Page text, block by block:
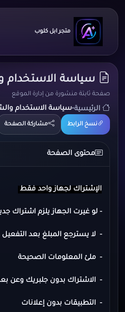
متجر ابل كلوب
سياسة الاستخدام
صفحة ثابتة منشورة من إدارة الموقع
الرئيسية•سياسة الاستخدام
نسخ الرابط مشاركة الصفحة
محتوى الصفحة
الإشتراك لجهاز واحد فقط
- لو غيرت الجهاز يلزم اشتراك
- لا يسترجع المبلغ بعد التفعيل
- ملئ المعلومات الصحيحة
- الاشتراك بدون جلبريك وعن
- التطبيقات بدون إعلانات